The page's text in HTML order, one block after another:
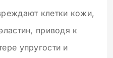
клетки кожи,
приводя к
упругости и